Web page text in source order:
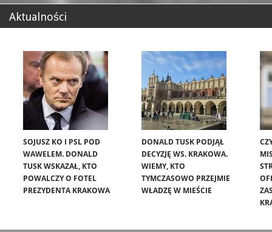
Aktualności
SOJUSZ KO I PSL POD
WAWELEM. DONALD
TUSK WSKAZAŁ, KTO
POWALCZY O FOTEL
PREZYDENTA KRAKOWA
DONALD TUSK PODJĄŁ
DECYZJĘ WS. KRAKOWA.
WIEMY, KTO
TYMCZASOWO PRZEJMIE
WŁADZĘ W MIEŚCIE